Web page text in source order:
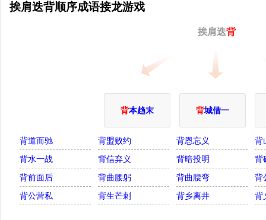
挨肩迭背顺序成语接龙游戏
挨肩迭背
背本趋末 背城借一
背道而驰 背盟败约 背恩忘义
背
背水一战
背信弃义 背暗投明
背
背前面后
背曲腰躬 背曲腰弯
背
背公营私
背生芒刺 背乡离井 背